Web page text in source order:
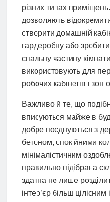
різних типах
дозволяють
створити домашній
гардеробну або
спальну частину
використовують для
робочих кабінетів і зон
Важливо й те, що
вписуються майже в
добре поєднуються з
бетоном, спокійними
мінімалістичним
правильно підібрана
здатна не лише
інтер’єр більш цілісним